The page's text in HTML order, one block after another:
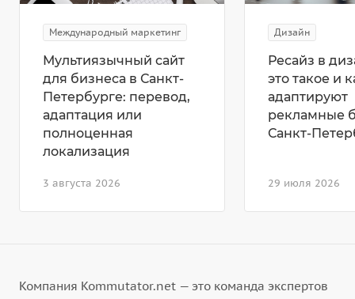
Международный маркетинг
3 августа 2026
Мультиязычный сайт
для бизнеса в Санкт-
Петербурге: перевод,
адаптация или
полноценная
локализация
Дизайн
29 июля 2026
Ресайз в
это такое и
адаптируют
рекламные
Санкт-
Компания Kommutator.net — это команда экспертов